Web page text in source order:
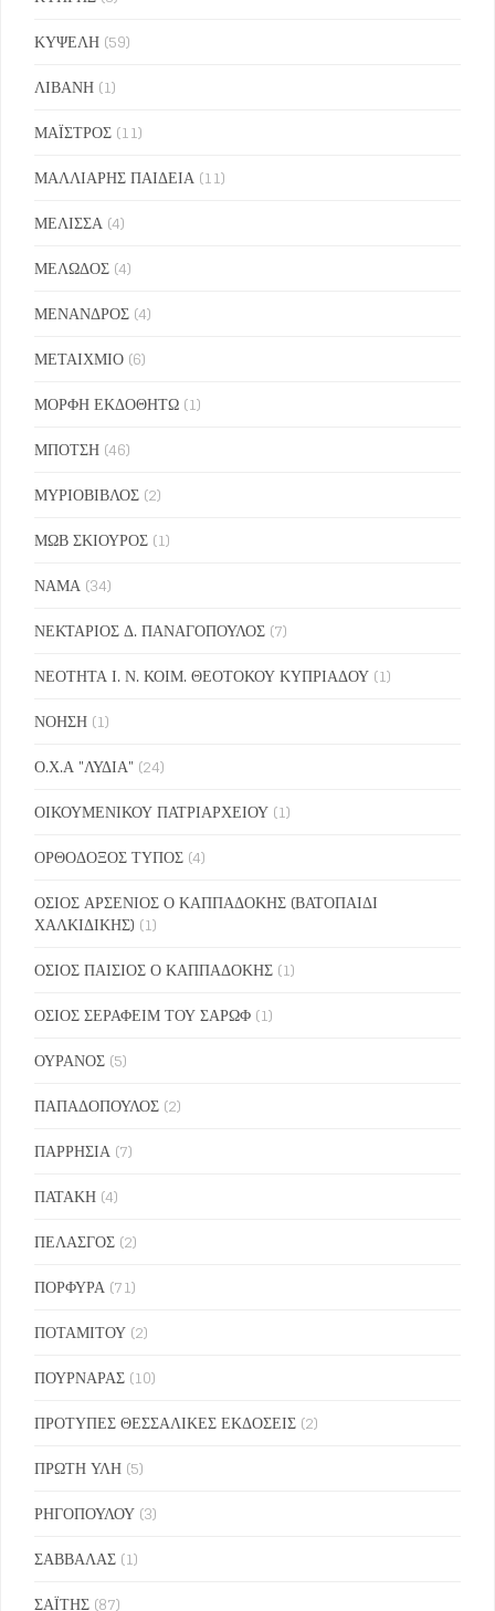
ΚΥΨΕΛΗ (59)
ΛΙΒΑΝΗ (1)
ΜΑΪΣΤΡΟΣ (11)
ΜΑΛΛΙΑΡΗΣ ΠΑΙΔΕΙΑ (11)
ΜΕΛΙΣΣΑ (4)
ΜΕΛΩΔΟΣ (4)
ΜΕΝΑΝΔΡΟΣ (4)
ΜΕΤΑΙΧΜΙΟ (6)
ΜΟΡΦΗ ΕΚΔΟΘΗΤΩ (1)
ΜΠΟΤΣΗ (46)
ΜΥΡΙΟΒΙΒΛΟΣ (2)
ΜΩΒ ΣΚΙΟΥΡΟΣ (1)
ΝΑΜΑ (34)
ΝΕΚΤΑΡΙΟΣ Δ. ΠΑΝΑΓΟΠΟΥΛΟΣ (7)
ΝΕΟΤΗΤΑ Ι. Ν. ΚΟΙΜ. ΘΕΟΤΟΚΟΥ ΚΥΠΡΙΑΔΟΥ (1)
ΝΟΗΣΗ (1)
Ο.Χ.Α "ΛΥΔΙΑ" (24)
ΟΙΚΟΥΜΕΝΙΚΟΥ ΠΑΤΡΙΑΡΧΕΙΟΥ (1)
ΟΡΘΟΔΟΞΟΣ ΤΥΠΟΣ (4)
ΟΣΙΟΣ ΑΡΣΕΝΙΟΣ Ο ΚΑΠΠΑΔΟΚΗΣ (ΒΑΤΟΠΑΙΔΙ
ΧΑΛΚΙΔΙΚΗΣ) (1)
ΟΣΙΟΣ ΠΑΙΣΙΟΣ Ο ΚΑΠΠΑΔΟΚΗΣ (1)
ΟΣΙΟΣ ΣΕΡΑΦΕΙΜ ΤΟΥ ΣΑΡΩΦ (1)
ΟΥΡΑΝΟΣ (5)
ΠΑΠΑΔΟΠΟΥΛΟΣ (2)
ΠΑΡΡΗΣΙΑ (7)
ΠΑΤΑΚΗ (4)
ΠΕΛΑΣΓΟΣ (2)
ΠΟΡΦΥΡΑ (71)
ΠΟΤΑΜΙΤΟΥ (2)
ΠΟΥΡΝΑΡΑΣ (10)
ΠΡΟΤΥΠΕΣ ΘΕΣΣΑΛΙΚΕΣ ΕΚΔΟΣΕΙΣ (2)
ΠΡΩΤΗ ΥΛΗ (5)
ΡΗΓΟΠΟΥΛΟΥ (3)
ΣΑΒΒΑΛΑΣ (1)
ΣΑΪΤΗΣ (87)